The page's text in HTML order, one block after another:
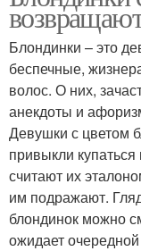
Блондинки – это
беспечные,
волос. О них,
анекдоты и
Девушки с цветом
привыкли
считают их
им подражают.
блондинок можно
ожидает